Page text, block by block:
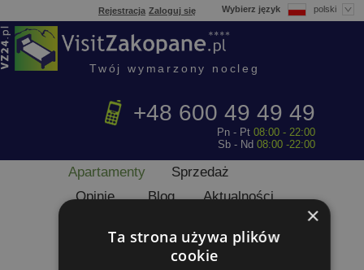
Wybierz język polski
Rejestracja Zaloguj się
Twój wymarzony nocleg
+48 600 49 49 49
Pn - Pt 08:00 - 22:00
Sb - Nd 08:00 -22:00
Apartamenty
Sprzedaż
Opinie
Blog
Aktualności
Dla właścicieli
Gwarancja
Ceny
×
Ta strona używa plików
cookie